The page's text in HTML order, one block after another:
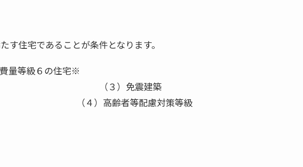
住宅であることが条件となります。
量等級６の住宅※
3の住宅 （３）免震建築
慮対策等級